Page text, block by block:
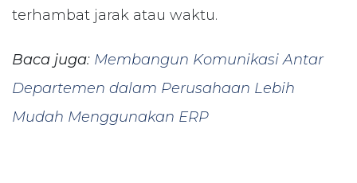
terhambat jarak atau waktu.
Baca juga: Membangun Komunikasi Antar
Departemen dalam Perusahaan Lebih
Mudah Menggunakan ERP